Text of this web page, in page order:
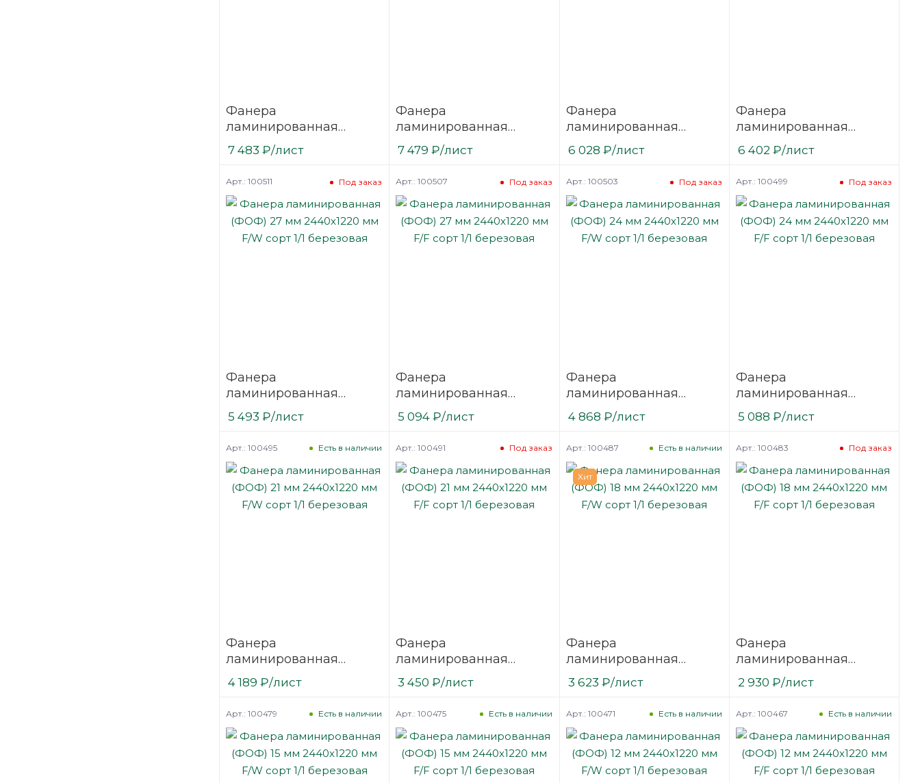
Фанера
ламинированная
(ФОФ) 35 мм 2440х1220
мм F/W сорт 1/1
7 483 ₽/лист
Фанера
ламинированная
(ФОФ) 35 мм 2440х1220
мм F/F сорт 1/1
7 479 ₽/лист
Фанера
ламинированная
(ФОФ) 30 мм 2440х1220
мм F/W сорт 1/1
6 028 ₽/лист
Фанера
ламинированная
(ФОФ) 30 мм 2440х1220
мм F/F сорт 1/1
6 402 ₽/лист
Фанера
ламинированная
(ФОФ) 27 мм 2440х1220
мм F/W сорт 1/1
Под заказ
Арт.: 100511
5 493 ₽/лист
Фанера
ламинированная
(ФОФ) 27 мм 2440х1220
мм F/F сорт 1/1
Под заказ
Арт.: 100507
5 094 ₽/лист
Фанера
ламинированная
(ФОФ) 24 мм 2440х1220
мм F/W сорт 1/1
Под заказ
Арт.: 100503
4 868 ₽/лист
Фанера
ламинированная
(ФОФ) 24 мм 2440х1220
мм F/F сорт 1/1
Под заказ
Арт.: 100499
5 088 ₽/лист
Фанера
ламинированная
(ФОФ) 21 мм 2440х1220
мм F/W сорт 1/1
Есть в наличии
Арт.: 100495
4 189 ₽/лист
Фанера
ламинированная
(ФОФ) 21 мм 2440х1220
мм F/F сорт 1/1
Под заказ
Арт.: 100491
3 450 ₽/лист
Хит
Фанера
ламинированная
(ФОФ) 18 мм 2440х1220
мм F/W сорт 1/1
Есть в наличии
Арт.: 100487
3 623 ₽/лист
Фанера
ламинированная
(ФОФ) 18 мм 2440х1220
мм F/F сорт 1/1
Под заказ
Арт.: 100483
2 930 ₽/лист
Есть в наличии
Арт.: 100479 Есть в наличии
Арт.: 100475 Есть в наличии
Арт.: 100471 Есть в наличии
Арт.: 100467